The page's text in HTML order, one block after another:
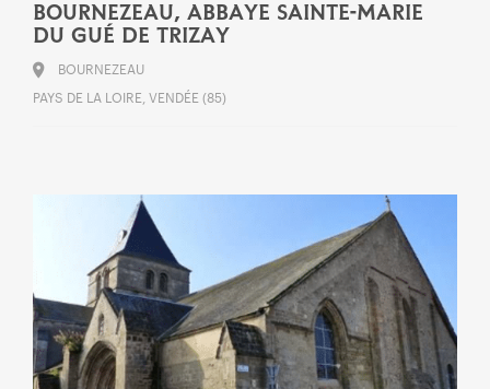
BOURNEZEAU, ABBAYE SAINTE-MARIE
DU GUÉ DE TRIZAY
BOURNEZEAU
PAYS DE LA LOIRE, VENDÉE (85)